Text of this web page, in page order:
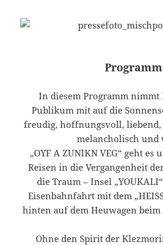
Programm
In diesem Programm nimmt
Publikum mit auf die
freudig, hoffnungsvoll, liebend,
melancholisch und
„OYF A ZUNIKN VEG“ geht
Reisen in die Vergangenheit der
die Traum – Insel
Eisenbahnfahrt mit dem
hinten auf dem Heuwagen beim
Ohne den Spirit der